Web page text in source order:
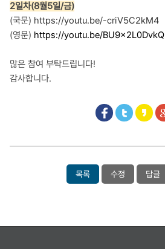
2일차(8월5일/금)
(국문) https://youtu.be/-criV5C2kM4
(영문) https://youtu.be/BU9x2L0DvkQ
많은 참여 부탁드립니다!
감사합니다.
목록 수정 답글